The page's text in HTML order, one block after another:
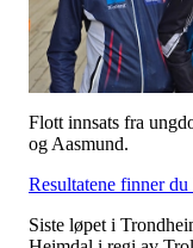
Flott innsats fra
og Aasmund.
Resultatene finner du
Siste løpet i